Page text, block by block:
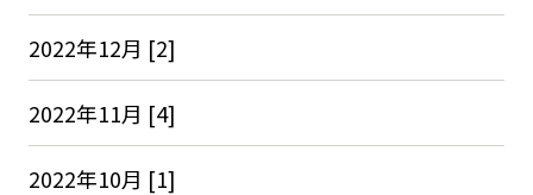
2022年12月 [2]
2022年11月 [4]
2022年10月 [1]